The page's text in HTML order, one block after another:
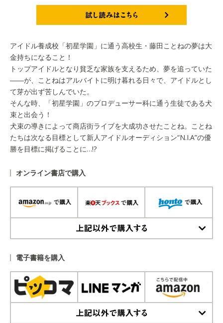
アイドル養成校「初星学園」に通う高校生・藤田ことねの夢は大
金持ちになること！
トップアイドルとなり貧乏な家族を支えるため、夢を追っていた
――が、ことねはアルバイトに明け暮れる日々で、アイドルとし
て芽が出ず苦しんでいた。
そんな時、「初星学園」のプロデューサー科に通う生徒である犬
束と出会う！
犬束の導きによって商店街ライブを大成功させたことね。ことね
たちは次なる目標として新人アイドルオーディション“N.I.A”の優
勝を目標に掲げることに…!?
オンライン書店で購入
電子書籍を購入